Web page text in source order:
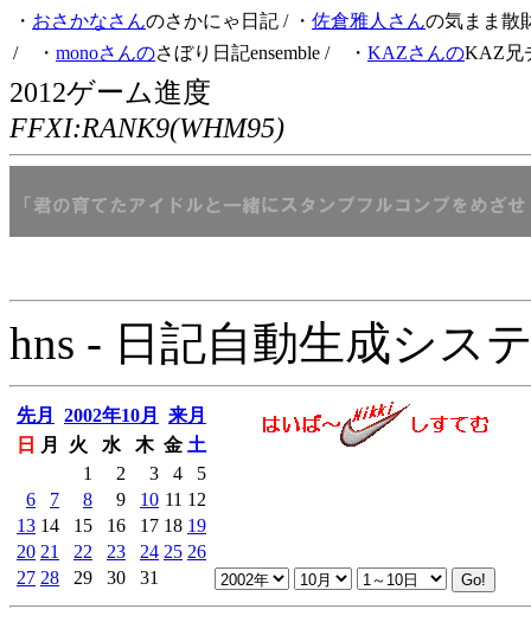
・ おさかなさんのさかにゃ日記 / ・ 佐倉雅人さんの気まま散
/ ・ monoさんのさぼり日記ensemble / ・ KAZさんのKAZ兄
2012ゲーム進度
FFXI:RANK9(WHM95)
hns - 日記自動生成シス
先月 2002年10月
来月
日
月 火 水 木 金 土
1
2 3 4
5
6
7 8 9 10 11 12
13 14 15 16 17 18 19
20 21 22 23 24 25 26
27 28 29 30 31